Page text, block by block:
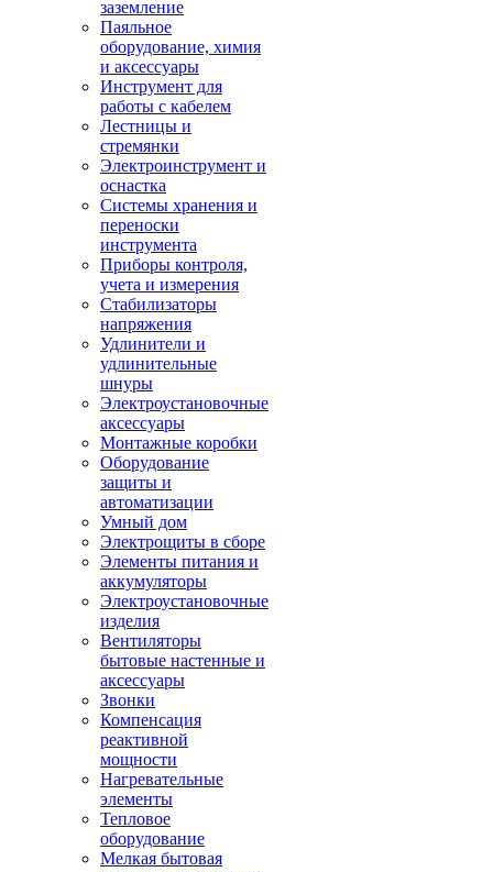
заземление
Паяльное
оборудование, химия
и аксессуары
Инструмент для
работы с кабелем
Лестницы и
стремянки
Электроинструмент и
оснастка
Системы хранения и
переноски
инструмента
Приборы контроля,
учета и измерения
Стабилизаторы
напряжения
Удлинители и
удлинительные
шнуры
Электроустановочные
аксессуары
Монтажные коробки
Оборудование
защиты и
автоматизации
Умный дом
Электрощиты в сборе
Элементы питания и
аккумуляторы
Электроустановочные
изделия
Вентиляторы
бытовые настенные и
аксессуары
Звонки
Компенсация
реактивной
мощности
Нагревательные
элементы
Тепловое
оборудование
Мелкая бытовая